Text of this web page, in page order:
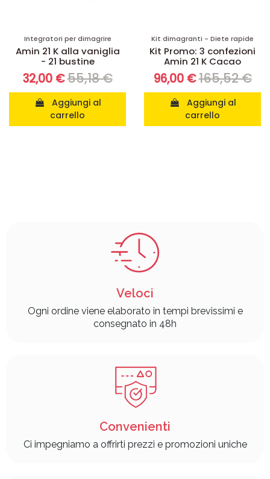
Integratori per dimagrire
Amin 21 K alla vaniglia
- 21 bustine
32,00 €55,18 €
carrello
Kit dimagranti - Diete rapide
Kit Promo: 3 confezioni
Amin 21 K Cacao
96,00 €165,52 €
carrello
Veloci
Ogni ordine viene elaborato in tempi brevissimi e
consegnato in 48h
Convenienti
Ci impegniamo a offrirti prezzi e promozioni uniche